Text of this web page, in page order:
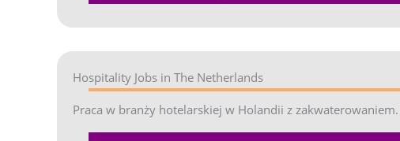
Hospitality Jobs in The Netherlands
Praca w branży hotelarskiej w Holandii z